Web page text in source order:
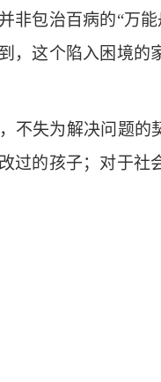
包治百病的“万能
，这个陷入困境
失为解决问题的契
过的孩子；对于